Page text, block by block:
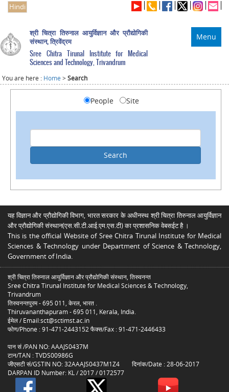
Hindi
Menu
श्री चित्रा तिरुनाल आयुर्विज्ञान और प्रौद्योगिकी
संस्थान, त्रिवेंद्रम
Sree Chitra Tirunal Institute for Medical
Sciences and Technology, Trivandrum
You are here : Home >Search
People Site
यह विज्ञान और प्रौद्योगिकी विभाग, भारत सरकार के अधीनस्थ श्री चित्रा तिरुनाल आयुर्विज्ञान
और प्रौद्योगिकी संस्थान(एस.सी.टी.आई.एम.एस.टी) का प्रशासनिक वेबसईट है ।
This is the official Website of Sree Chitra Tirunal Institute for Medical
Sciences & Technology under Department of Science & Technology,
Government of India.
श्री चित्रा तिरुनाल आयुर्विज्ञान और प्रौद्योगिकी संस्थान, तिरुवनन्त
Sree Chitra Tirunal Institute for Medical Sciences & Technology,
Trivandrum
तिरुवनन्तपुरम - 695 011, केरल, भारत .
Thiruvananthapuram - 695 011, Kerala, India.
ईमेल / Email:sct@sctimst.ac.in
फोण/Phone : 91-471-2443152 फैक्स/Fax : 91-471-2446433
पान सं /PAN NO: AAAJS0437M
टान/TAN : TVDS00986G
जीएसटी सं/GSTIN NO: 32AAAJS0437M1Z4 दिनांक/Date : 28-06-2017
DARPAN ID Number: KL / 2017 / 0172577